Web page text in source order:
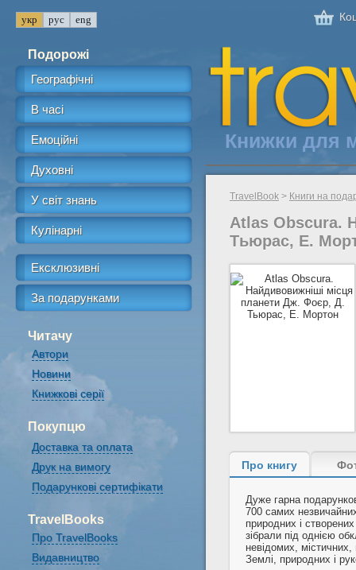
Подорожі
Географічні
В часі
Емоційні
Духовні
У світ знань
Кулінарні
Ексклюзивні
За подарунками
Читачу
Автори
Новини
Книжкові серії
Покупцю
Доставка та оплата
Друк на вимогу
Подарункові сертифікати
TravelBooks
Про TravelBooks
Видавництво
Книжки для
TravelBook > Книги на
Atlas Obscura.
Тьюрас, Е.
Про книгу
Дуже гарна
700 самих
природних і
зібрали під однією
невідомих,
Землі, природних і